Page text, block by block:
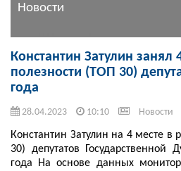
Новости
Константин Затулин занял
полезности (ТОП 30)
года
28.04.2023 10:10 Новости
Константин Затулин на 4 месте в
30) депутатов
года На основе данных